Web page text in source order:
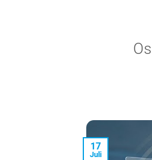
17
Juli